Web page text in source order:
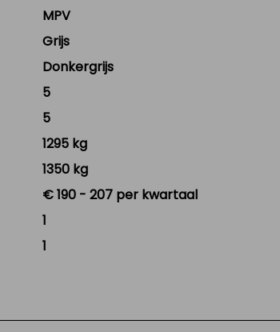
MPV
Grijs
Donkergrijs
5
5
1295 kg
1350 kg
€ 190 - 207 per kwartaal
1
1